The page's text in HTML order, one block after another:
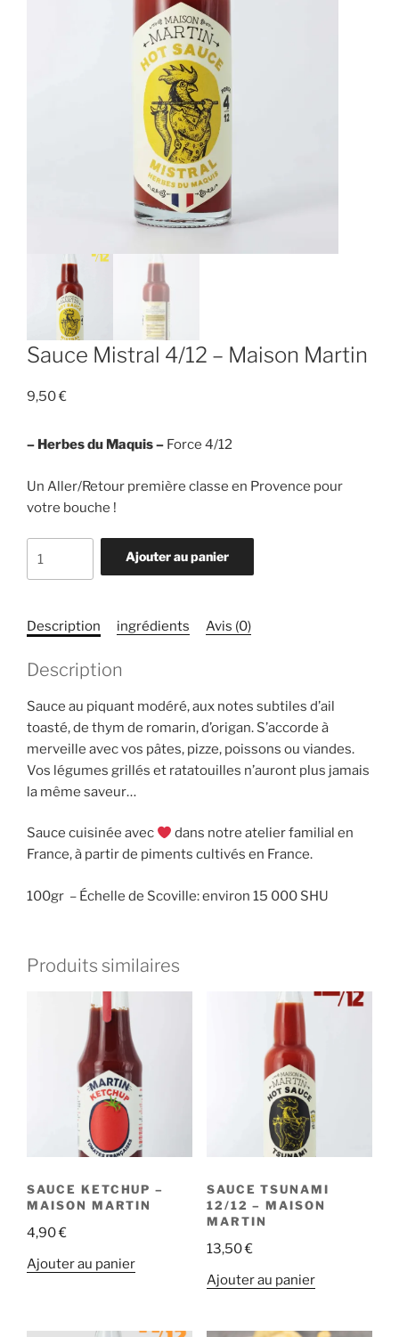
Sauce Mistral 4/12 – Maison Martin
9,50€
– Herbes du Maquis – Force 4/12
Un Aller/Retour première classe en Provence pour
votre bouche !
de
4/12
Maison
Martin
Ajouter au panier
Description ingrédients Avis (0)
Description
Sauce au piquant modéré, aux notes subtiles d’ail
toasté, de thym de romarin, d’origan. S’accorde à
merveille avec vos pâtes, pizze, poissons ou viandes.
Vos légumes grillés et ratatouilles n’auront plus jamais
la même saveur…
Sauce cuisinée avec
dans notre atelier familial en
France, à partir de piments cultivés en France.
100gr – Échelle de Scoville: environ 15 000 SHU
Produits similaires
SAUCE KETCHUP –
MAISON MARTIN
4,90€
Ajouter au panier
SAUCE TSUNAMI
12/12 – MAISON
MARTIN
13,50€
Ajouter au panier